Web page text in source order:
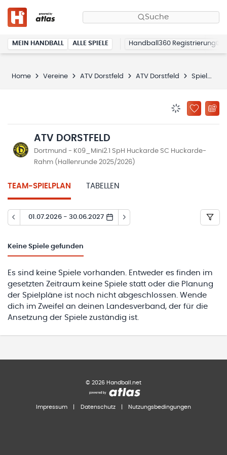
Suche
MEIN HANDBALL ALLE SPIELE Handball360 Registrierung
Home Vereine ATV Dorstfeld ATV Dorstfeld Spielplan
ZU
ATV DORSTFELD
Dortmund - K09_Mini2.1 SpH Huckarde SC Huckarde-
Rahm (Hallenrunde 2025/2026)
TEAM-SPIELPLAN TABELLEN
01.07.2026 - 30.06.2027
Keine Spiele gefunden
Es sind keine Spiele vorhanden. Entweder es finden im
gesetzten Zeitraum keine Spiele statt oder die Planung
der Spielpläne ist noch nicht abgeschlossen. Wende
dich im Zweifel an deinen Landesverband, der für die
Ansetzung der Spiele zuständig ist.
© 2026 Handball.net
Impressum Datenschutz Nutzungsbedingungen